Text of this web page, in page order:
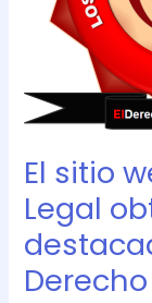
El sitio
Legal
Premio
destacados
del
2015
en
Derecho
Informático\»